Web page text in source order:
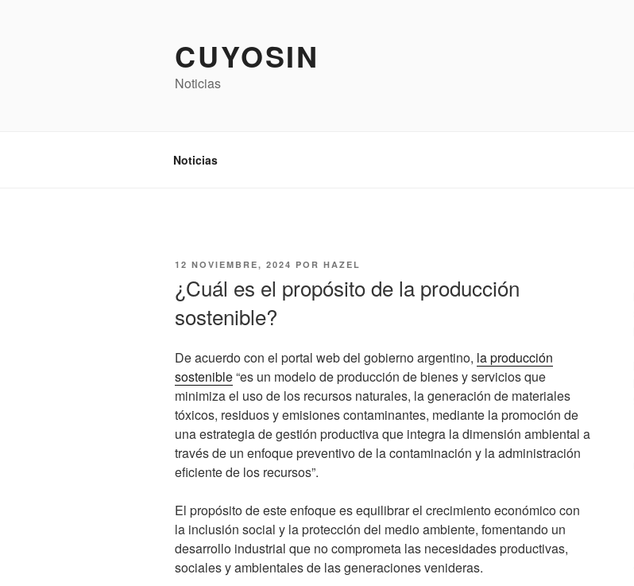
CUYOSIN
Noticias
Noticias
PUBLICADO
12 NOVIEMBRE, 2024 POR HAZEL
¿Cuál es el propósito de la producción
sostenible?
De acuerdo con el portal web del gobierno argentino, la producción
sostenible“es un modelo de producción de bienes y servicios que
minimiza el uso de los recursos naturales, la generación de materiales
tóxicos, residuos y emisiones contaminantes, mediante la promoción de
una estrategia de gestión productiva que integra la dimensión ambiental a
través de un enfoque preventivo de la contaminación y la administración
eficiente de los recursos”.
El propósito de este enfoque es equilibrar el crecimiento económico con
la inclusión social y la protección del medio ambiente, fomentando un
desarrollo industrial que no comprometa las necesidades productivas,
sociales y ambientales de las generaciones venideras.